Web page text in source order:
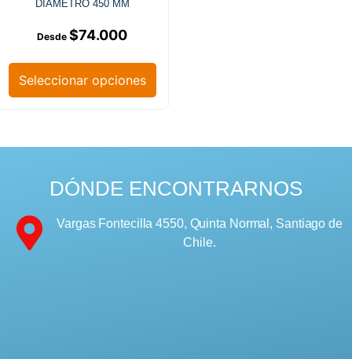
DIÁMETRO 450 MM
$74.000
Seleccionar opciones
DÓNDE ENCONTRARNOS
Vargas Fontecilla 4550, Quinta Normal, Santiago de
Chile.